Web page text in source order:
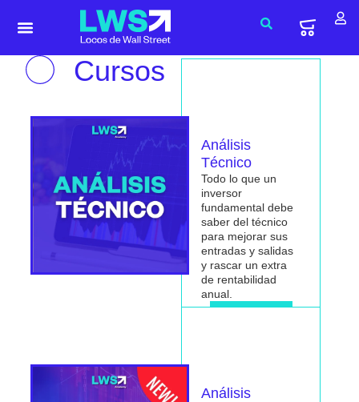
Cursos
Análisis
Técnico
Todo lo que un
inversor
fundamental debe
saber del técnico
para mejorar sus
entradas y salidas
y rascar un extra
de rentabilidad
anual.
Análisis